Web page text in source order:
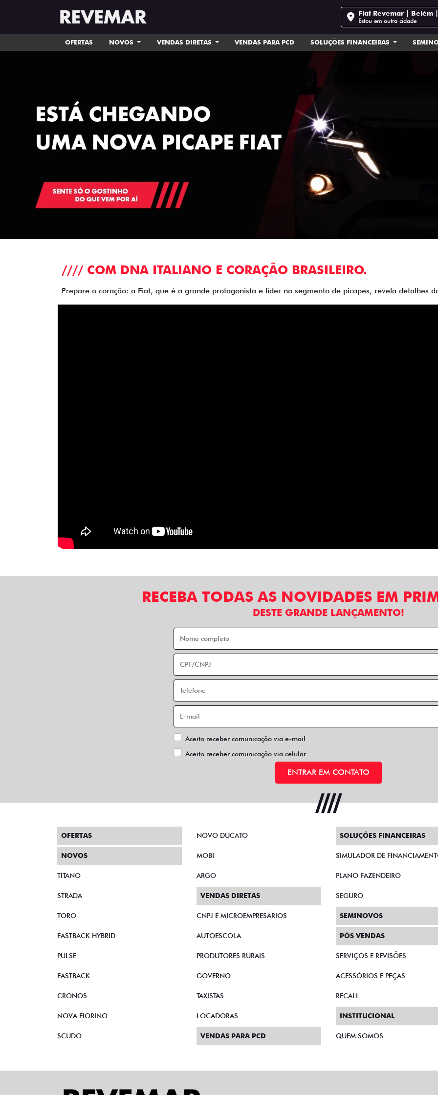
Fiat Revemar | Belém
Estou em outra cidade
OFERTAS NOVOS VENDAS DIRETAS VENDAS PARA PCD SOLUÇÕES FINANCEIRAS
//// COM DNA ITALIANO E CORAÇÃO BRASILEIRO.
Prepare o coração: a Fiat, que é a grande protagonista e líder no segmento de picapes, revela detalhes
RECEBA TODAS AS NOVIDADES EM
DESTE GRANDE LANÇAMENTO!
Aceito receber comunicação via e-mail
Aceito receber comunicação via celular
ENTRAR EM CONTATO
OFERTAS
NOVOS
TITANO
STRADA
TORO
FASTBACK HYBRID
PULSE
FASTBACK
CRONOS
NOVA FIORINO
SCUDO
NOVO DUCATO
MOBI
ARGO
VENDAS DIRETAS
CNPJ E MICROEMPRESÁRIOS
AUTOESCOLA
PRODUTORES RURAIS
GOVERNO
TAXISTAS
LOCADORAS
VENDAS PARA PCD
SOLUÇÕES FINANCEIRAS
SIMULADOR DE
PLANO FAZENDEIRO
SEGURO
SEMINOVOS
PÓS VENDAS
SERVIÇOS E REVISÕES
ACESSÓRIOS E PEÇAS
RECALL
INSTITUCIONAL
QUEM SOMOS